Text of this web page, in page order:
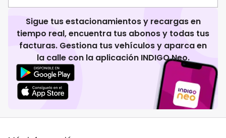
Sigue tus estacionamientos y recargas en
tiempo real, encuentra tus abonos y todas tus
facturas. Gestiona tus vehículos y aparca en
la calle con la aplicación INDIGO Neo.